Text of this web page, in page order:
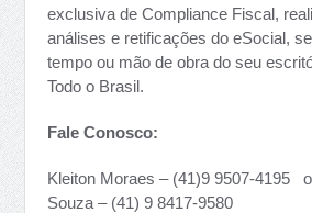
exclusiva de Compliance Fiscal,
análises e retificações do eSocial,
tempo ou mão de obra do seu
Todo o Brasil.
Fale Conosco:
Kleiton Moraes – (41)9 9507-4195
Souza – (41) 9 8417-9580